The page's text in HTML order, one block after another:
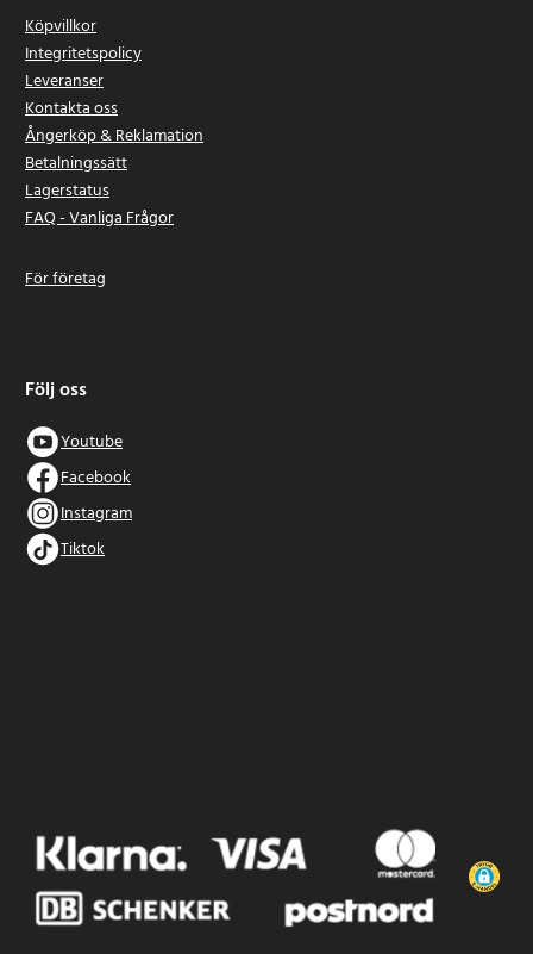
Köpvillkor
Integritetspolicy
Leveranser
Kontakta oss
Ångerköp & Reklamation
Betalningssätt
Lagerstatus
FAQ - Vanliga Frågor
För företag
Följ oss
Youtube
Facebook
Instagram
Tiktok